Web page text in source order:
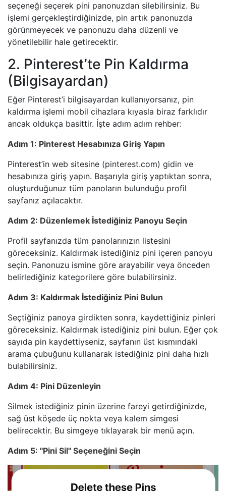
seçeneği seçerek pini panonuzdan silebilirsiniz. Bu
işlemi gerçekleştirdiğinizde, pin artık panonuzda
görünmeyecek ve panonuzu daha düzenli ve
yönetilebilir hale getirecektir.
2. Pinterest’te Pin Kaldırma
(Bilgisayardan)
Eğer Pinterest’i bilgisayardan kullanıyorsanız, pin
kaldırma işlemi mobil cihazlara kıyasla biraz farklıdır
ancak oldukça basittir. İşte adım adım rehber:
Adım 1: Pinterest Hesabınıza Giriş Yapın
Pinterest’in web sitesine (pinterest.com) gidin ve
hesabınıza giriş yapın. Başarıyla giriş yaptıktan sonra,
oluşturduğunuz tüm panoların bulunduğu profil
sayfanız açılacaktır.
Adım 2: Düzenlemek İstediğiniz Panoyu Seçin
Profil sayfanızda tüm panolarınızın listesini
göreceksiniz. Kaldırmak istediğiniz pini içeren panoyu
seçin. Panonuzu ismine göre arayabilir veya önceden
belirlediğiniz kategorilere göre bulabilirsiniz.
Adım 3: Kaldırmak İstediğiniz Pini Bulun
Seçtiğiniz panoya girdikten sonra, kaydettiğiniz pinleri
göreceksiniz. Kaldırmak istediğiniz pini bulun. Eğer çok
sayıda pin kaydettiyseniz, sayfanın üst kısmındaki
arama çubuğunu kullanarak istediğiniz pini daha hızlı
bulabilirsiniz.
Adım 4: Pini Düzenleyin
Silmek istediğiniz pinin üzerine fareyi getirdiğinizde,
sağ üst köşede üç nokta veya kalem simgesi
belirecektir. Bu simgeye tıklayarak bir menü açın.
Adım 5: "Pini Sil" Seçeneğini Seçin